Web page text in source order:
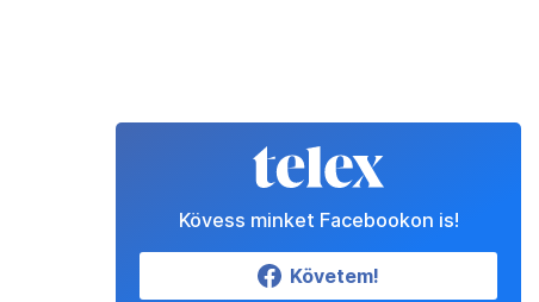
Kövess minket Facebookon is!
Követem!